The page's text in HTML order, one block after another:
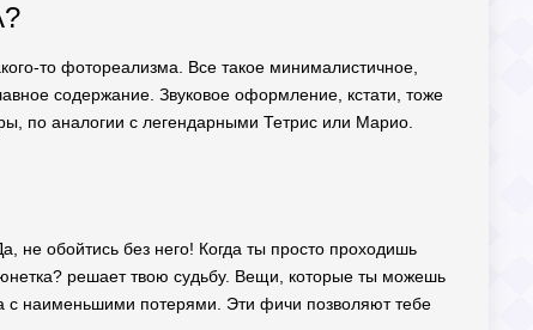
то фотореализма. Все такое минималистичное,
содержание. Звуковое оформление, кстати, тоже
по аналогии с легендарными Тетрис или Марио.
не обойтись без него! Когда ты просто проходишь
решает твою судьбу. Вещи, которые ты можешь
с наименьшими потерями. Эти фичи позволяют тебе